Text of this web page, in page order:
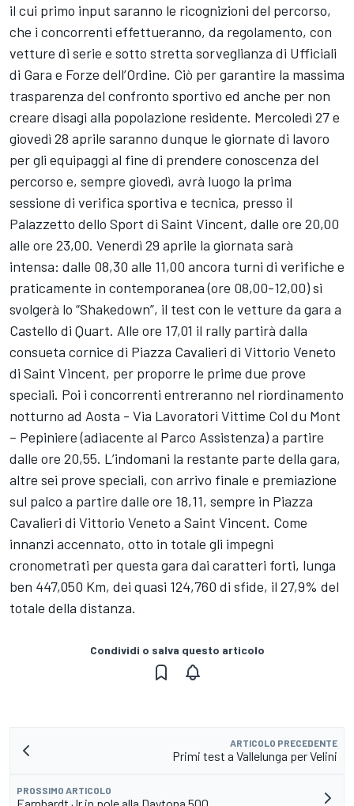
il cui primo input saranno le ricognizioni del percorso,
che i concorrenti effettueranno, da regolamento, con
vetture di serie e sotto stretta sorveglianza di Ufficiali
di Gara e Forze dell’Ordine. Ciò per garantire la massima
trasparenza del confronto sportivo ed anche per non
creare disagi alla popolazione residente. Mercoledì 27 e
giovedì 28 aprile saranno dunque le giornate di lavoro
per gli equipaggi al fine di prendere conoscenza del
percorso e, sempre giovedì, avrà luogo la prima
sessione di verifica sportiva e tecnica, presso il
Palazzetto dello Sport di Saint Vincent, dalle ore 20,00
alle ore 23,00. Venerdì 29 aprile la giornata sarà
intensa: dalle 08,30 alle 11,00 ancora turni di verifiche e
praticamente in contemporanea (ore 08,00-12,00) si
svolgerà lo “Shakedown”, il test con le vetture da gara a
Castello di Quart. Alle ore 17,01 il rally partirà dalla
consueta cornice di Piazza Cavalieri di Vittorio Veneto
di Saint Vincent, per proporre le prime due prove
speciali. Poi i concorrenti entreranno nel riordinamento
notturno ad Aosta - Via Lavoratori Vittime Col du Mont
– Pepiniere (adiacente al Parco Assistenza) a partire
dalle ore 20,55. L’indomani la restante parte della gara,
altre sei prove speciali, con arrivo finale e premiazione
sul palco a partire dalle ore 18,11, sempre in Piazza
Cavalieri di Vittorio Veneto a Saint Vincent. Come
innanzi accennato, otto in totale gli impegni
cronometrati per questa gara dai caratteri forti, lunga
ben 447,050 Km, dei quasi 124,760 di sfide, il 27,9% del
totale della distanza.
Condividi o salva questo articolo
ARTICOLO PRECEDENTE
Primi test a Vallelunga per Velini
PROSSIMO ARTICOLO